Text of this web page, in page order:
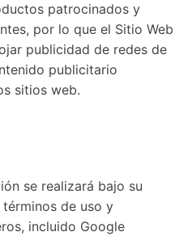
patrocinados y
por lo que el Sitio Web
publicidad de redes de
publicitario
sitios web.
se realizará bajo su
de uso y
incluido Google